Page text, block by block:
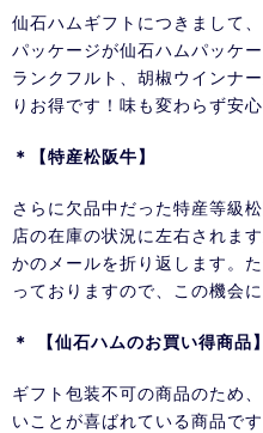
仙石ハムギフトにつきまして
パッケージが仙石ハムパッケ
ランクフルト、胡椒ウインナ
りお得です！味も変わらず安
＊【特産松阪牛】
さらに欠品中だった特産等級
店の在庫の状況に左右されま
かのメールを折り返します。
っておりますので、この機会
＊ 【仙石ハムのお買い得商品】
ギフト包装不可の商品のため
いことが喜ばれている商品です